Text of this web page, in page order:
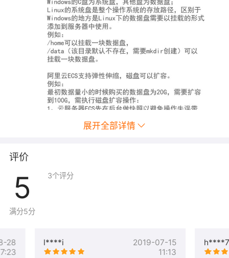
展开全部详情
评价
5
满分5分
3个评分
l****i
2019-07-15
11:13
h****7
28